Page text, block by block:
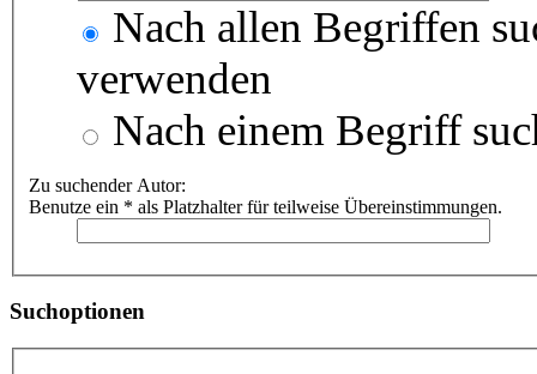
Nach allen Begriffen
verwenden
Nach einem Begriff
Zu suchender Autor:
Benutze ein * als Platzhalter für teilweise Übereinstimmungen.
Suchoptionen